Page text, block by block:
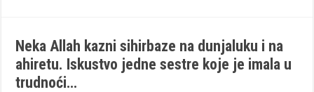
Neka Allah kazni sihirbaze na dunjaluku i na
ahiretu. Iskustvo jedne sestre koje je imala u
trudnoći…